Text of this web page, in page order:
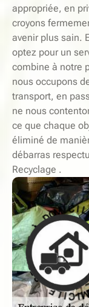
appropriée, en
croyons
avenir plus sain.
optez pour un
combine à notre
nous occupons
transport, en
ne nous
ce que chaque
éliminé de
débarras
Recyclage .
S
E
R
V
I
C
E
À
D
O
M
ICILE -
E
-